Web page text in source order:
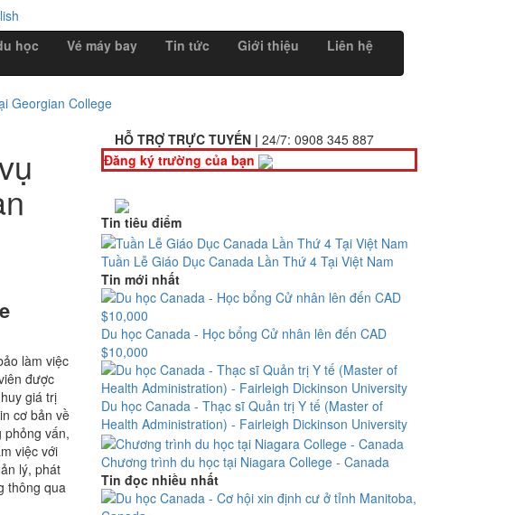
học Vé máy bay Tin tức Giới thiệu Liên hệ
Georgian College
làm việc
được
giá trị
cơ bản về
phỏng vấn,
việc với
lý, phát
thông qua
HỖ TRỢ TRỰC TUYẾN | 24/7: 0908 345 887
Đăng ký trường của bạn
Tin tiêu điểm
Tuần Lễ Giáo Dục Canada Lần Thứ 4 Tại Việt Nam
Tin mới nhất
Du học Canada - Học bổng Cử nhân lên đến CAD
$10,000
Du học Canada - Thạc sĩ Quản trị Y tế (Master of
Health Administration) - Fairleigh Dickinson University
Chương trình du học tại Niagara College - Canada
Tin đọc nhiều nhất